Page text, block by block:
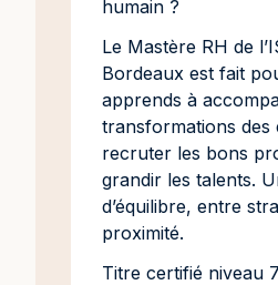
humain ?
Le Mastère RH de
Bordeaux est fait
apprends à
transformations des
recruter les bons
grandir les talents.
d’équilibre, entre
proximité.
Titre certifié niveau